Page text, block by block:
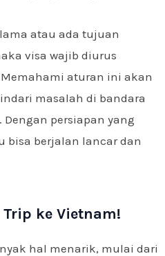
atau ada tujuan
visa wajib diurus
aturan ini akan
masalah di bandara
persiapan yang
bisa berjalan lancar dan
ke Vietnam!
hal menarik, mulai dari